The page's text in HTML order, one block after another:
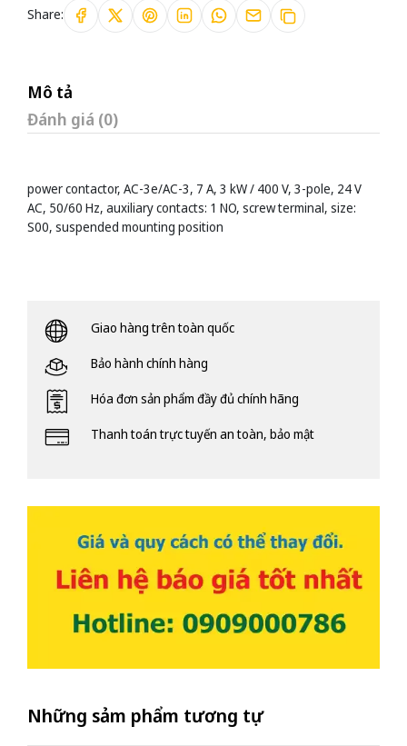
Share:
Mô tả
Đánh giá (0)
power contactor, AC-3e/AC-3, 7 A, 3 kW / 400 V, 3-pole, 24 V
AC, 50/60 Hz, auxiliary contacts: 1 NO, screw terminal, size:
S00, suspended mounting position
Giao hàng trên toàn quốc
Bảo hành chính hàng
Hóa đơn sản phẩm đầy đủ chính hãng
Thanh toán trực tuyến an toàn, bảo mật
Những sảm phẩm tương tự